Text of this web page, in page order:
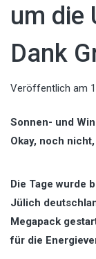
um die
Dank
Veröffentlich am
Sonnen- und
Okay, noch
Die Tage wurde
Jülich
Megapack
für die